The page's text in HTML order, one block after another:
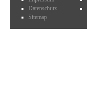
Datenschutz
Sitemap